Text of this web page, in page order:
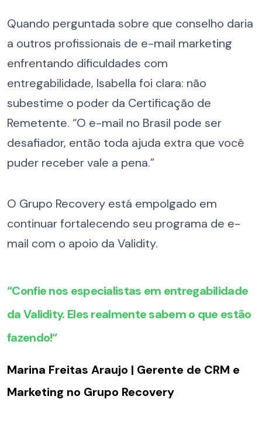
Quando perguntada sobre que conselho daria
a outros profissionais de e-mail marketing
enfrentando dificuldades com
entregabilidade, Isabella foi clara: não
subestime o poder da Certificação de
Remetente. “O e-mail no Brasil pode ser
desafiador, então toda ajuda extra que você
puder receber vale a pena.”
O Grupo Recovery está empolgado em
continuar fortalecendo seu programa de e-
mail com o apoio da Validity.
“Confie nos especialistas em entregabilidade
daValidity. Eles realmente sabem o que estão
fazendo!“
Marina Freitas Araujo | Gerente de CRM e
Marketing no Grupo Recovery